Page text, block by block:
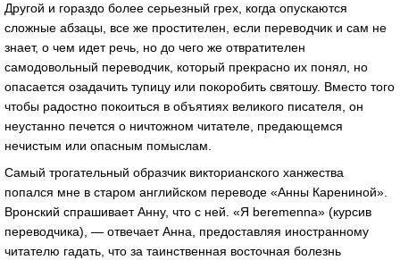
Другой и гораздо более серьезный грех, когда опускаются
сложные абзацы, все же простителен, если переводчик и сам не
знает, о чем идет речь, но до чего же отвратителен
самодовольный переводчик, который прекрасно их понял, но
опасается озадачить тупицу или покоробить святошу. Вместо того
чтобы радостно покоиться в объятиях великого писателя, он
неустанно печется о ничтожном читателе, предающемся
нечистым или опасным помыслам.
Самый трогательный образчик викторианского ханжества
попался мне в старом английском переводе «Анны Карениной».
Вронский спрашивает Анну, что с ней. «Я beremenna» (курсив
переводчика), — отвечает Анна, предоставляя иностранному
читателю гадать, что за таинственная восточная болезнь